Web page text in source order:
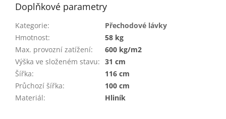
Doplňkové parametry
Kategorie:
Přechodové lávky
Hmotnost:
58 kg
Max. provozní zatížení:
600 kg/m2
Výška ve složeném stavu: 31 cm
Šířka:
116 cm
Průchozí šířka:
100 cm
Materiál: Hliník